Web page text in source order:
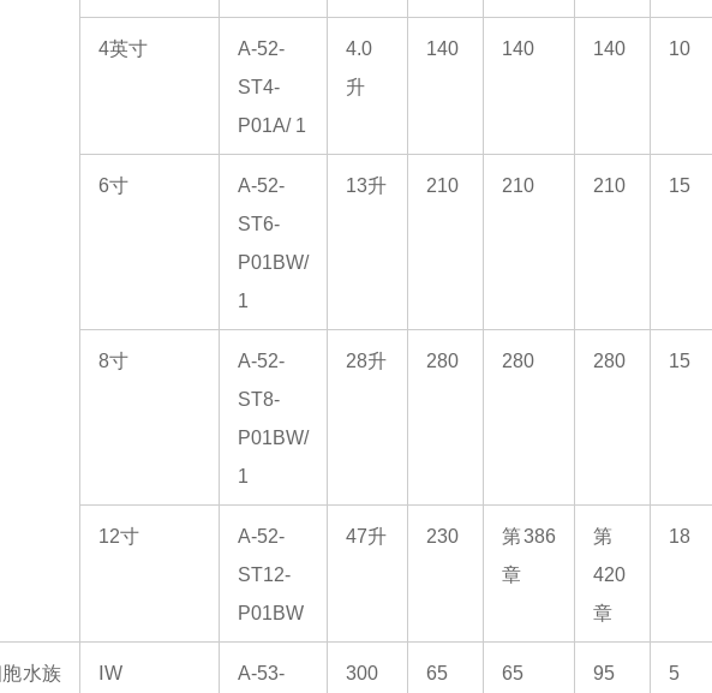
4英寸
A-52-
ST4-
P01A/ 1
4.0
升
140 140 140 10
6寸
A-52-
ST6-
P01BW/
1
13升 210 210 210 15
8寸
A-52-
ST8-
P01BW/
1
28升 280 280 280 15
12寸
A-52-
ST12-
P01BW
47升 230
第386
章
第
420
章
18
水族
ⅠW
A-53-
300
65 65 95 5